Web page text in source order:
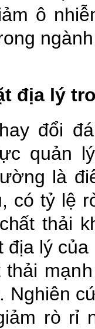
ô
địa lý
đổi
quản lý
là
có tỷ lệ
chất thải
địa lý của
thải
Nghiên
rò rỉ